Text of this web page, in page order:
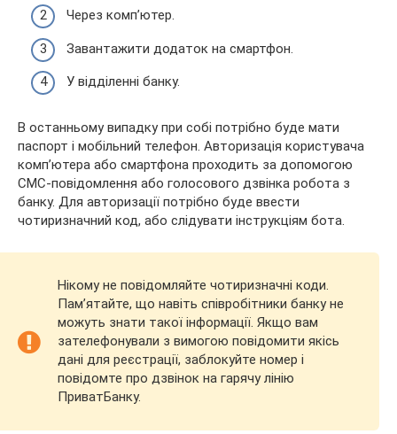
Через комп’ютер.
Завантажити додаток на смартфон.
У відділенні банку.
В останньому випадку при собі потрібно буде мати
паспорт і мобільний телефон. Авторизація користувача
комп’ютера або смартфона проходить за допомогою
СМС-повідомлення або голосового дзвінка робота з
банку. Для авторизації потрібно буде ввести
чотиризначний код, або слідувати інструкціям бота.
Нікому не повідомляйте чотиризначні коди.
Пам’ятайте, що навіть співробітники банку не
можуть знати такої інформації. Якщо вам
зателефонували з вимогою повідомити якісь
дані для реєстрації, заблокуйте номер і
повідомте про дзвінок на гарячу лінію
ПриватБанку.